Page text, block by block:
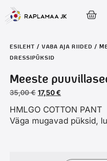
ESILEHT / VABA AJA RIIDED /
DRESSIPÜKSID
Meeste
35,00€ 17,50€
HMLGO COTTON PANT
Väga mugavad püksid,